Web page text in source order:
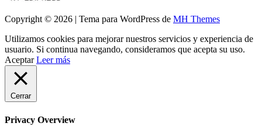
Copyright © 2026 | Tema para WordPress de MH Themes
Utilizamos cookies para mejorar nuestros servicios y experiencia de
usuario. Si continua navegando, consideramos que acepta su uso.
Aceptar Leer más
Cerrar
Privacy Overview